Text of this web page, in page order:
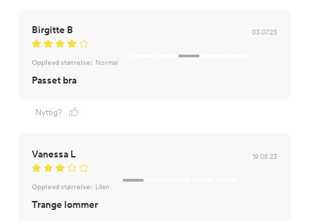
Birgitte B 03.07.23
Opplevd størrelse: Normal
Passet bra
Nyttig?
Vanessa L 19.05.23
Opplevd størrelse: Liten
Trange lommer